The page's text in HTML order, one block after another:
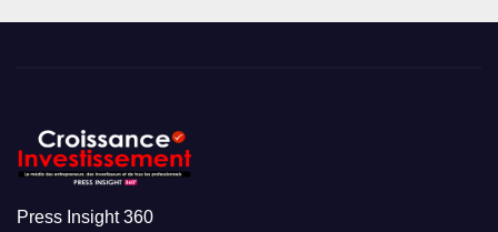
Press Insight 360